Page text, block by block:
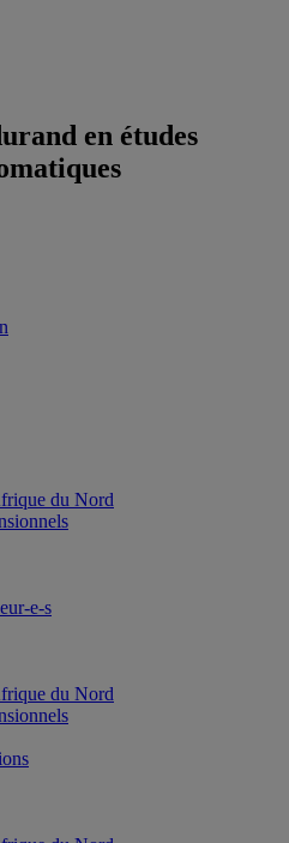
en études
du Nord
e-s
du Nord